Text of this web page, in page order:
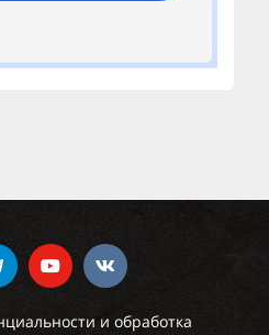
и обработка